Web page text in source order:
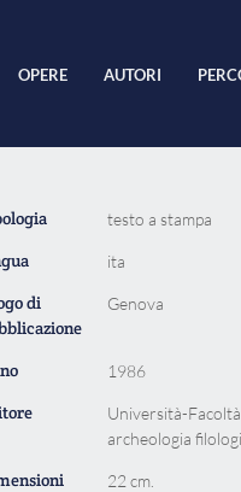
OPERE AUTORI
testo a stampa
ita
di
Genova
1986
Università-
archeologia
22 cm.